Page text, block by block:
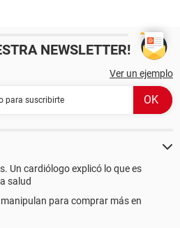
NEWSLETTER!
Ver un ejemplo
Un cardiólogo explicó lo que es
salud
manipulan para comprar más en